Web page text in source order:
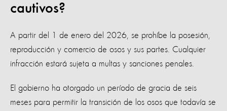
cautivos?
A partir del 1 de enero del 2026, se prohíbe la posesión,
reproducción y comercio de osos y sus partes. Cualquier
infracción estará sujeta a multas y sanciones penales.
El gobierno ha otorgado un período de gracia de seis
meses para permitir la transición de los osos que todavía se